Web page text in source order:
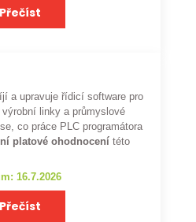
Přečíst
a upravuje řídicí software pro
linky a průmyslové
co práce PLC programátora
platové ohodnocení této
16.7.2026
Přečíst